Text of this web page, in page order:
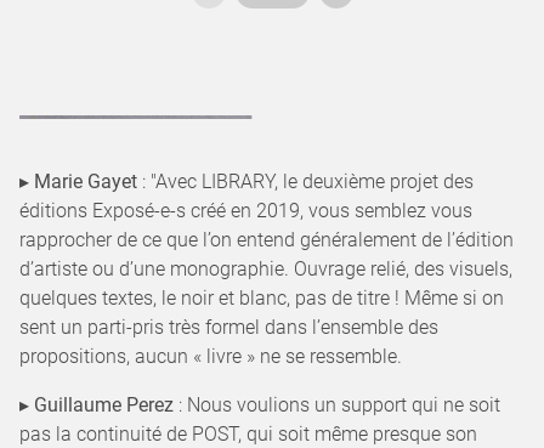
▸ Marie Gayet : "Avec LIBRARY, le deuxième projet des
éditions Exposé-e-s créé en 2019, vous semblez vous
rapprocher de ce que l’on entend généralement de l’édition
d’artiste ou d’une monographie. Ouvrage relié, des visuels,
quelques textes, le noir et blanc, pas de titre ! Même si on
sent un parti-pris très formel dans l’ensemble des
propositions, aucun « livre » ne se ressemble.
▸ Guillaume Perez : Nous voulions un support qui ne soit
pas la continuité de POST, qui soit même presque son